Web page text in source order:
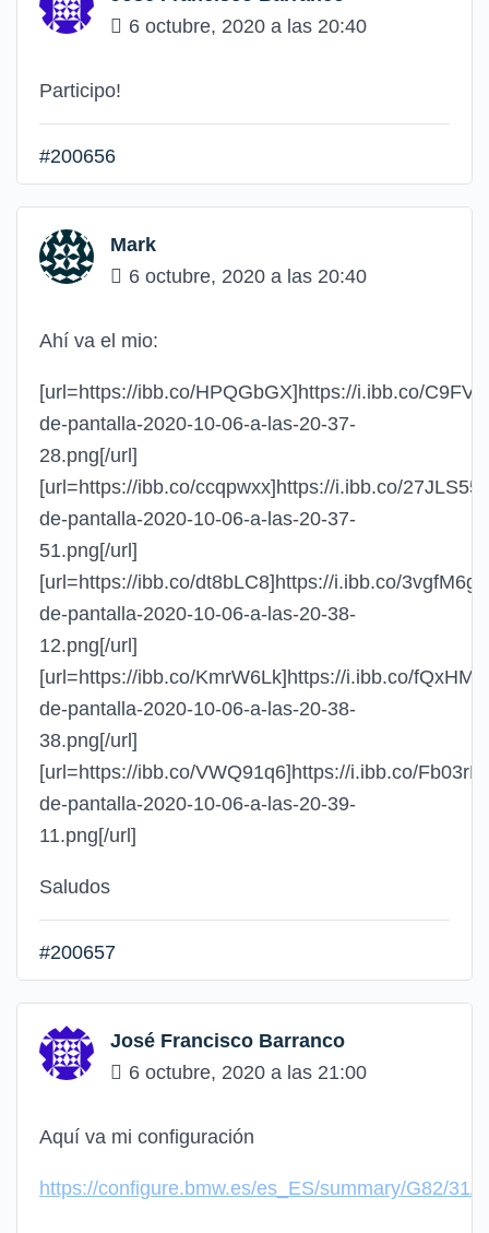
6 octubre, 2020 a las 20:40
Participo!
#200656
Mark
6 octubre, 2020 a las 20:40
Ahí va el mio:
[url=https://ibb.co/HPQGbGX]https://i.ibb.co/
de-pantalla-2020-10-06-a-las-20-37-
28.png[/url]
[url=https://ibb.co/ccqpwxx]https://i.ibb.co/
de-pantalla-2020-10-06-a-las-20-37-
51.png[/url]
[url=https://ibb.co/dt8bLC8]https://i.ibb.co/3vgfM6g/
de-pantalla-2020-10-06-a-las-20-38-
12.png[/url]
[url=https://ibb.co/KmrW6Lk]https://i.ibb.co/
de-pantalla-2020-10-06-a-las-20-38-
38.png[/url]
[url=https://ibb.co/VWQ91q6]https://i.ibb.co/
de-pantalla-2020-10-06-a-las-20-39-
11.png[/url]
Saludos
#200657
José Francisco Barranco
6 octubre, 2020 a las 21:00
Aquí va mi configuración
https://configure.bmw.es/es_ES/summary/G82/